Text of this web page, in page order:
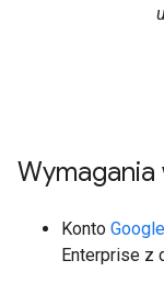
Konto
Enterprise z